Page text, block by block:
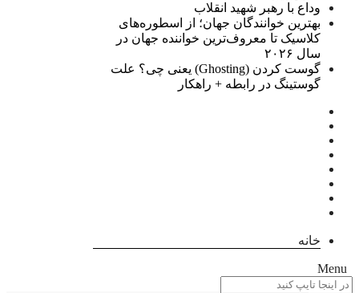
وداع با رهبر شهید انقلاب
بهترین خوانندگان جهان؛ از اسطوره‌های
کلاسیک تا معروف‌ترین خواننده جهان در
سال ۲۰۲۶
گوست کردن (Ghosting) یعنی چی؟ علت
گوستینگ در رابطه + راهکار
خانه
Menu